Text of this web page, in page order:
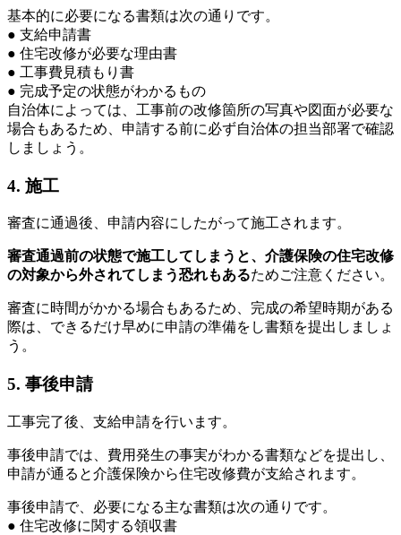
基本的に必要になる書類は次の通りです。
● 支給申請書
● 住宅改修が必要な理由書
● 工事費見積もり書
● 完成予定の状態がわかるもの
自治体によっては、工事前の改修箇所の写真や図面が必要な
場合もあるため、申請する前に必ず自治体の担当部署で確認
しましょう。
4. 施工
審査に通過後、申請内容にしたがって施工されます。
審査通過前の状態で施工してしまうと、介護保険の住宅改修
の対象から外されてしまう恐れもあるためご注意ください。
審査に時間がかかる場合もあるため、完成の希望時期がある
際は、できるだけ早めに申請の準備をし書類を提出しましょ
う。
5. 事後申請
工事完了後、支給申請を行います。
事後申請では、費用発生の事実がわかる書類などを提出し、
申請が通ると介護保険から住宅改修費が支給されます。
事後申請で、必要になる主な書類は次の通りです。
● 住宅改修に関する領収書